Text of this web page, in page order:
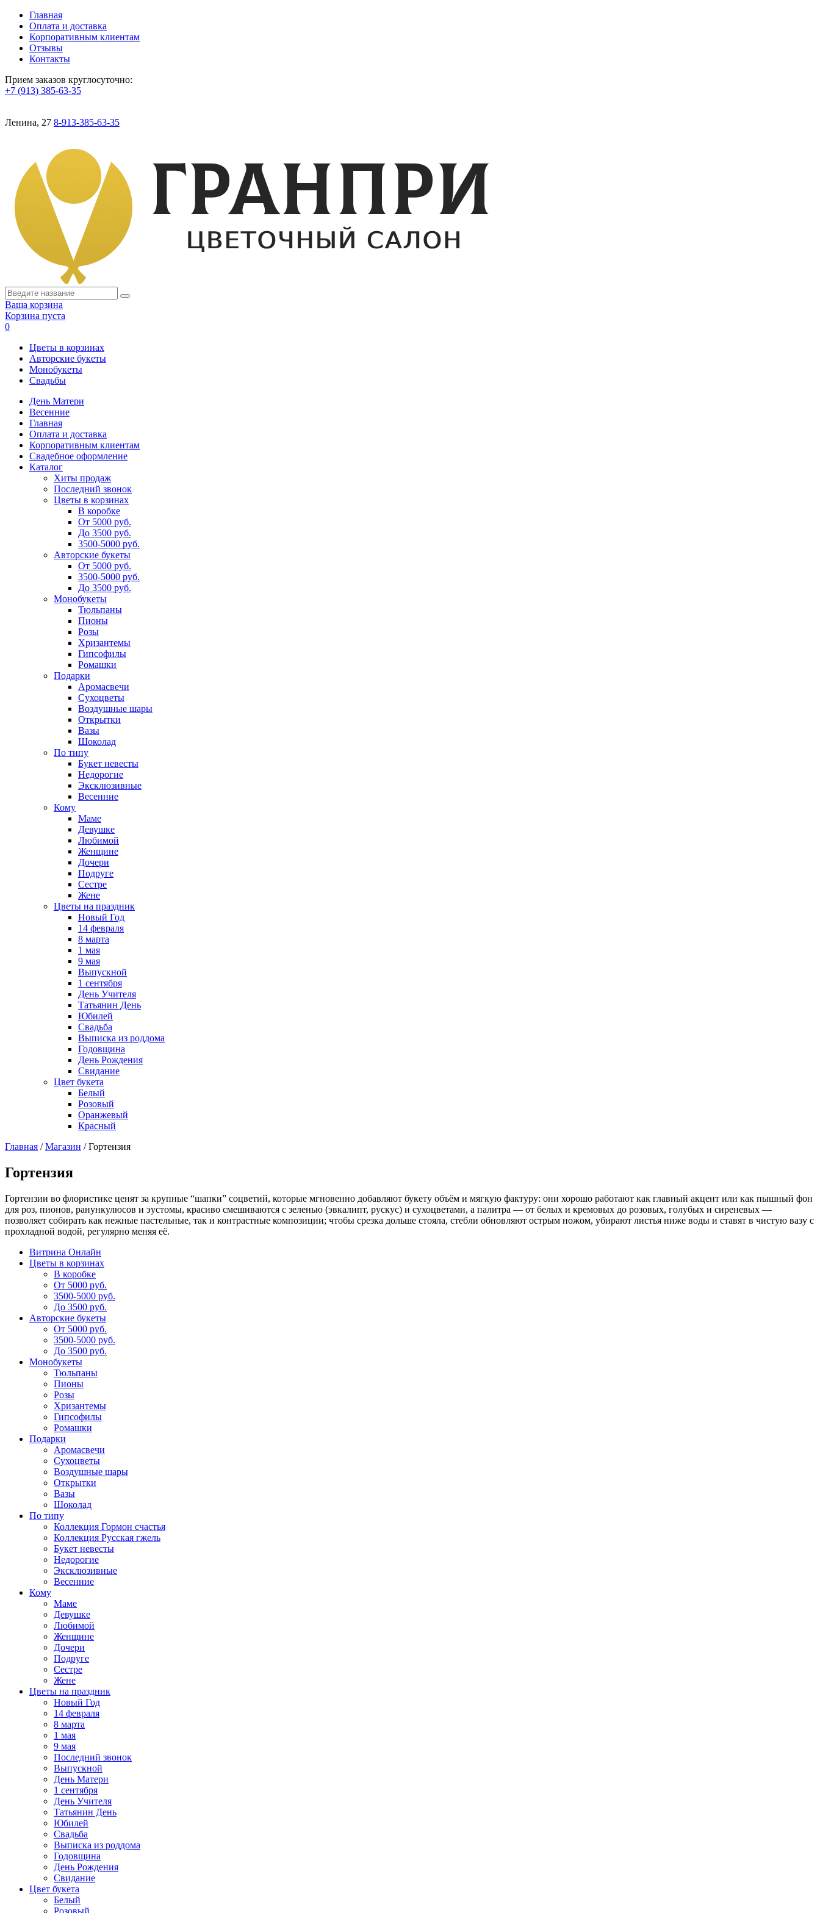
Главная
Оплата и доставка
Корпоративным клиентам
Отзывы
Контакты
Прием заказов круглосуточно:
+7 (913) 385-63-35
Ленина, 27 8-913-385-63-35
Ваша корзина
Корзина пуста
0
Цветы в корзинах
Авторские букеты
Монобукеты
Свадьбы
День Матери
Весенние
Главная
Оплата и доставка
Корпоративным клиентам
Свадебное оформление
Каталог
Хиты продаж
Последний звонок
Цветы в корзинах
В коробке
От 5000 руб.
До 3500 руб.
3500-5000 руб.
Авторские букеты
От 5000 руб.
3500-5000 руб.
До 3500 руб.
Монобукеты
Тюльпаны
Пионы
Розы
Хризантемы
Гипсофилы
Ромашки
Подарки
Аромасвечи
Сухоцветы
Воздушные шары
Открытки
Вазы
Шоколад
По типу
Букет невесты
Недорогие
Эксклюзивные
Весенние
Кому
Маме
Девушке
Любимой
Женщине
Дочери
Подруге
Сестре
Жене
Цветы на праздник
Новый Год
14 февраля
8 марта
1 мая
9 мая
Выпускной
1 сентября
День Учителя
Татьянин День
Юбилей
Свадьба
Выписка из роддома
Годовщина
День Рождения
Свидание
Цвет букета
Белый
Розовый
Оранжевый
Красный
Главная / Магазин / Гортензия
Гортензия
Гортензии во флористике ценят за крупные “шапки” соцветий, которые мгновенно добавляют букету объём и мягкую фактуру: они хорошо работают как главный акцент или как пышный фон
для роз, пионов, ранункулюсов и эустомы, красиво смешиваются с зеленью (эвкалипт, рускус) и сухоцветами, а палитра — от белых и кремовых до розовых, голубых и сиреневых —
позволяет собирать как нежные пастельные, так и контрастные композиции; чтобы срезка дольше стояла, стебли обновляют острым ножом, убирают листья ниже воды и ставят в чистую вазу с
прохладной водой, регулярно меняя её.
Витрина Онлайн
Цветы в корзинах
В коробке
От 5000 руб.
3500-5000 руб.
До 3500 руб.
Авторские букеты
От 5000 руб.
3500-5000 руб.
До 3500 руб.
Монобукеты
Тюльпаны
Пионы
Розы
Хризантемы
Гипсофилы
Ромашки
Подарки
Аромасвечи
Сухоцветы
Воздушные шары
Открытки
Вазы
Шоколад
По типу
Коллекция Гормон счастья
Коллекция Русская гжель
Букет невесты
Недорогие
Эксклюзивные
Весенние
Кому
Маме
Девушке
Любимой
Женщине
Дочери
Подруге
Сестре
Жене
Цветы на праздник
Новый Год
14 февраля
8 марта
1 мая
9 мая
Последний звонок
Выпускной
День Матери
1 сентября
День Учителя
Татьянин День
Юбилей
Свадьба
Выписка из роддома
Годовщина
День Рождения
Свидание
Цвет букета
Белый
Розовый